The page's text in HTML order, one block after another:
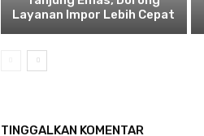
Layanan Impor Lebih Cepat
TINGGALKAN KOMENTAR